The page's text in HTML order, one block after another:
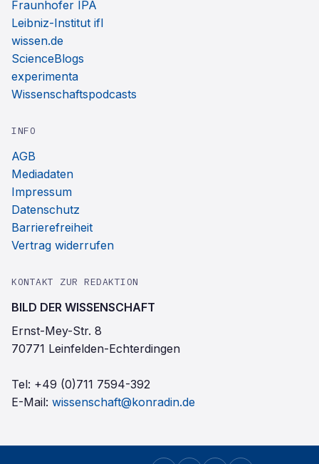
Fraunhofer IPA
Leibniz-Institut ifl
wissen.de
ScienceBlogs
experimenta
Wissenschaftspodcasts
INFO
AGB
Mediadaten
Impressum
Datenschutz
Barrierefreiheit
Vertrag widerrufen
KONTAKT ZUR REDAKTION
BILD DER WISSENSCHAFT
Ernst-Mey-Str. 8
70771 Leinfelden-Echterdingen
Tel: +49 (0)711 7594-392
E-Mail: wissenschaft@konradin.de